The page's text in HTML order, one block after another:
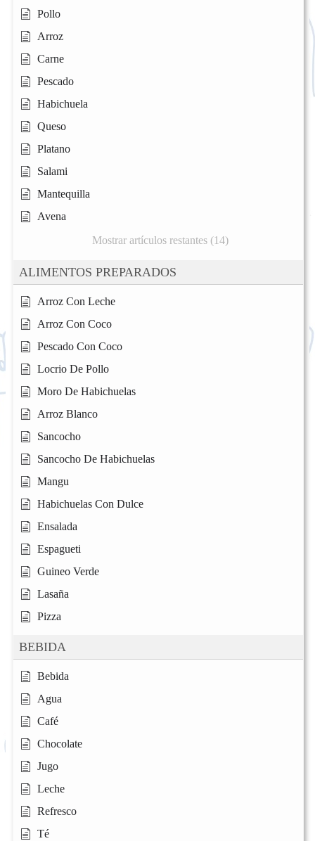
Pollo
Arroz
Carne
Pescado
Habichuela
Queso
Platano
Salami
Mantequilla
Avena
Mostrar artículos restantes (14)
ALIMENTOS PREPARADOS
Arroz Con Leche
Arroz Con Coco
Pescado Con Coco
Locrio De Pollo
Moro De Habichuelas
Arroz Blanco
Sancocho
Sancocho De Habichuelas
Mangu
Habichuelas Con Dulce
Ensalada
Espagueti
Guineo Verde
Lasaña
Pizza
BEBIDA
Bebida
Agua
Café
Chocolate
Jugo
Leche
Refresco
Té